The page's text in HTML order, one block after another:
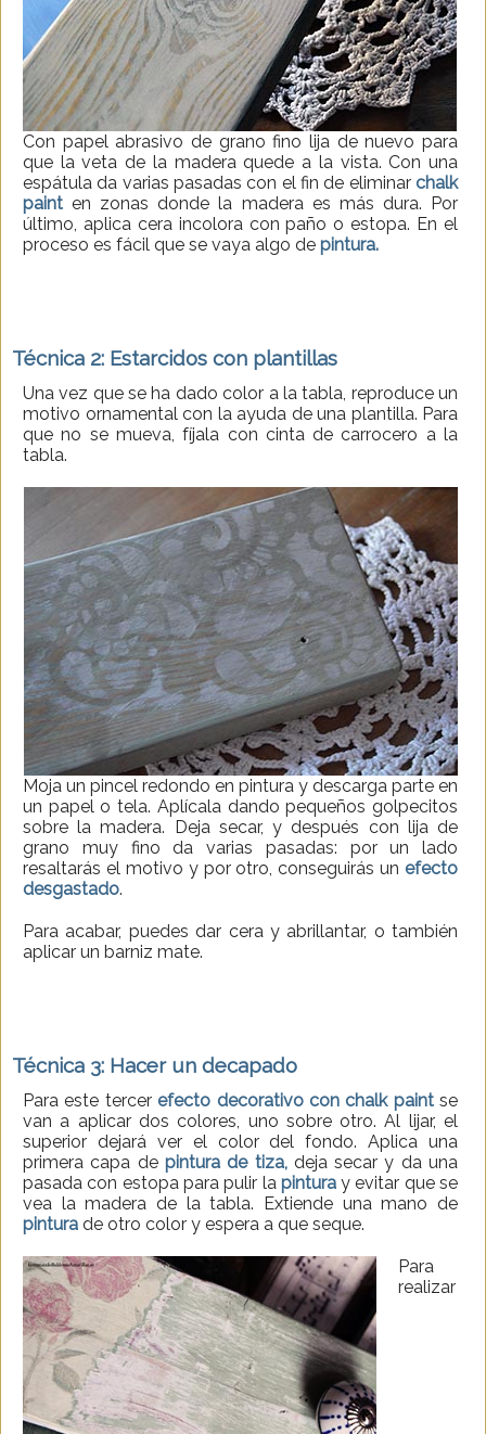
Con papel abrasivo de grano fino lija de nuevo para
que la veta de la madera quede a la vista. Con una
espátula da varias pasadas con el fin de eliminar chalk
paint en zonas donde la madera es más dura. Por
último, aplica cera incolora con paño o estopa. En el
proceso es fácil que se vaya algo de pintura.
Técnica 2: Estarcidos con plantillas
Una vez que se ha dado color a la tabla, reproduce un
motivo ornamental con la ayuda de una plantilla. Para
que no se mueva, fíjala con cinta de carrocero a la
tabla.
Moja un pincel redondo en pintura y descarga parte en
un papel o tela. Aplícala dando pequeños golpecitos
sobre la madera. Deja secar, y después con lija de
grano muy fino da varias pasadas: por un lado
resaltarás el motivo y por otro, conseguirás un efecto
desgastado.
Para acabar, puedes dar cera y abrillantar, o también
aplicar un barniz mate.
Técnica 3: Hacer un decapado
Para este tercer efecto decorativo con chalk paintse
van a aplicar dos colores, uno sobre otro. Al lijar, el
superior dejará ver el color del fondo. Aplica una
primera capa de pintura de tiza,deja secar y da una
pasada con estopa para pulir la pinturay evitar que se
vea la madera de la tabla. Extiende una mano de
pintura de otro color y espera a que seque.
Para
realizar